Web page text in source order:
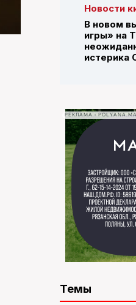
Новости
В новом
игры» на
истерика
РЕКЛАМА •
Темы